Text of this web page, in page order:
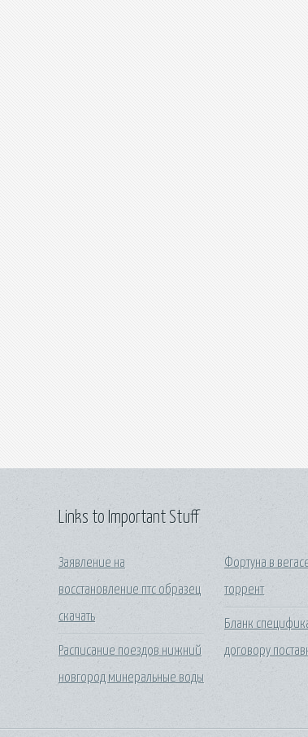
Links to Important Stuff
Заявление на
восстановление птс образец
скачать
Расписание поездов нижний
новгород минеральные воды
Фортуна в
торрент
Бланк
договору